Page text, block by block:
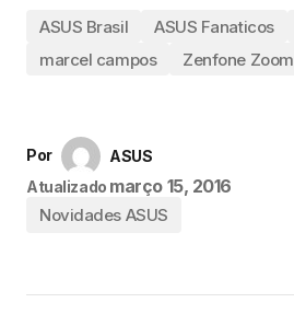
ASUS Brasil ASUS Fanaticos
marcel campos
Zenfone Zoom
Por
ASUS
Atualizado março 15, 2016
Novidades ASUS